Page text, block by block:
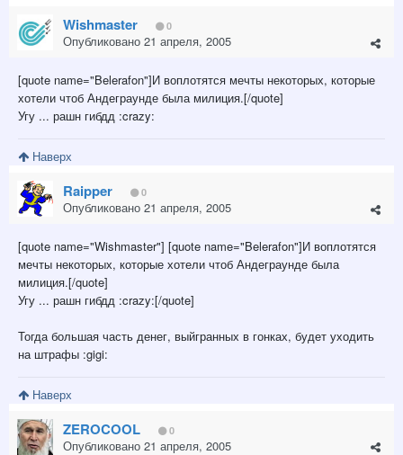
Wishmaster 0
Опубликовано 21 апреля, 2005
[quote name="Belerafon"]И воплотятся мечты некоторых, которые
хотели чтоб Андеграунде была милиция.[/quote]
Угу ... рашн гибдд :crazy:
Наверх
Raipper 0
Опубликовано 21 апреля, 2005
[quote name="Wishmaster"] [quote name="Belerafon"]И воплотятся
мечты некоторых, которые хотели чтоб Андеграунде была
милиция.[/quote]
Угу ... рашн гибдд :crazy:[/quote]
Тогда большая часть денег, выйгранных в гонках, будет уходить
на штрафы :gigi:
Наверх
ZEROCOOL 0
Опубликовано 21 апреля, 2005